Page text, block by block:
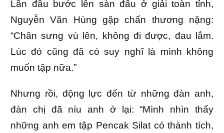
Lần đầu bước lên sàn đấu ở giải toàn tỉnh,
Nguyễn Văn Hùng gặp chấn thương nặng:
“Chân sưng vù lên, không đi được, đau lắm.
Lúc đó cũng đã có suy nghĩ là mình không
muốn tập nữa.”
Nhưng rồi, động lực đến từ những đàn anh,
đàn chị đã níu anh ở lại: “Mình nhìn thấy
những anh em tập Pencak Silat có thành tích,